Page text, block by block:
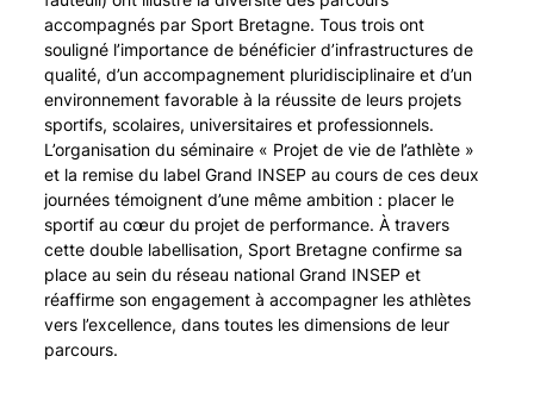
accompagnés par Sport Bretagne. Tous trois ont
souligné l’importance de bénéficier d’infrastructures de
qualité, d’un accompagnement pluridisciplinaire et d’un
environnement favorable à la réussite de leurs projets
sportifs, scolaires, universitaires et professionnels.
L’organisation du séminaire « Projet de vie de l’athlète »
et la remise du label Grand INSEP au cours de ces deux
journées témoignent d’une même ambition : placer le
sportif au cœur du projet de performance. À travers
cette double labellisation, Sport Bretagne confirme sa
place au sein du réseau national Grand INSEP et
réaffirme son engagement à accompagner les athlètes
vers l’excellence, dans toutes les dimensions de leur
parcours.